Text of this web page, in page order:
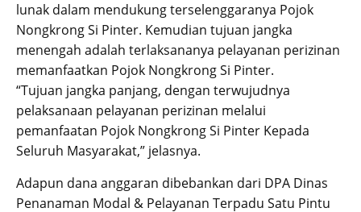
lunak dalam mendukung terselenggaranya Pojok
Nongkrong Si Pinter. Kemudian tujuan jangka
menengah adalah terlaksananya pelayanan perizinan
memanfaatkan Pojok Nongkrong Si Pinter.
“Tujuan jangka panjang, dengan terwujudnya
pelaksanaan pelayanan perizinan melalui
pemanfaatan Pojok Nongkrong Si Pinter Kepada
Seluruh Masyarakat,” jelasnya.
Adapun dana anggaran dibebankan dari DPA Dinas
Penanaman Modal & Pelayanan Terpadu Satu Pintu